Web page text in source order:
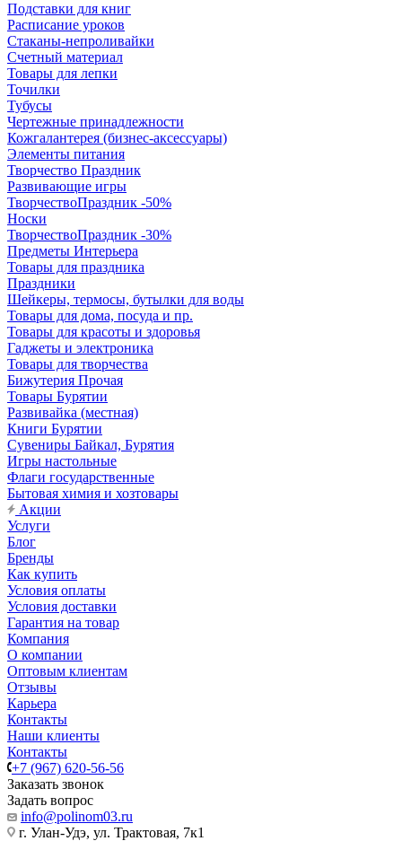
Подставки для книг
Расписание уроков
Стаканы-непроливайки
Счетный материал
Товары для лепки
Точилки
Тубусы
Чертежные принадлежности
Кожгалантерея (бизнес-аксессуары)
Элементы питания
Творчество Праздник
Развивающие игры
ТворчествоПраздник -50%
Носки
ТворчествоПраздник -30%
Предметы Интерьера
Товары для праздника
Праздники
Шейкеры, термосы, бутылки для воды
Товары для дома, посуда и пр.
Товары для красоты и здоровья
Гаджеты и электроника
Товары для творчества
Бижутерия Прочая
Товары Бурятии
Развивайка (местная)
Книги Бурятии
Сувениры Байкал, Бурятия
Игры настольные
Флаги государственные
Бытовая химия и хозтовары
Акции
Услуги
Блог
Бренды
Как купить
Условия оплаты
Условия доставки
Гарантия на товар
Компания
О компании
Оптовым клиентам
Отзывы
Карьера
Контакты
Наши клиенты
Контакты
+7 (967) 620-56-56
Заказать звонок
Задать вопрос
info@polinom03.ru
г. Улан-Удэ, ул. Трактовая, 7к1